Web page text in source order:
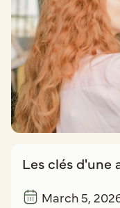
Les clés d'une
March 5,